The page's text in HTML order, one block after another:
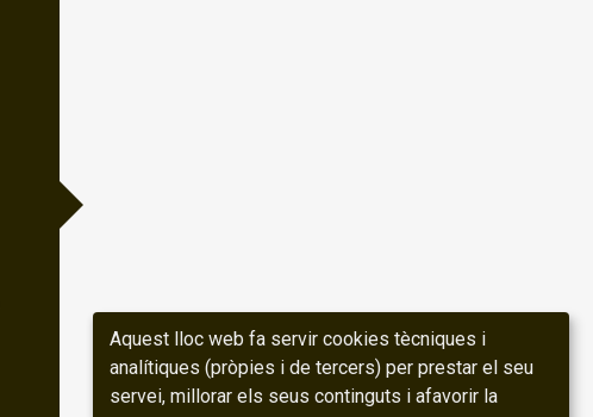
Aquest lloc web fa servir cookies tècniques i
analítiques (pròpies i de tercers) per prestar el seu
servei, millorar els seus continguts i afavorir la